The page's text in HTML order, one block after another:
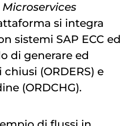
si integra
sistemi SAP ECC ed
di generare ed
(ORDERS) e
(ORDCHG).